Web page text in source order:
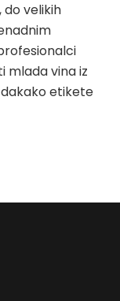
do velikih
mlada vina iz
etikete